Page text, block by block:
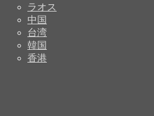
ラオス
中国
台湾
韓国
香港